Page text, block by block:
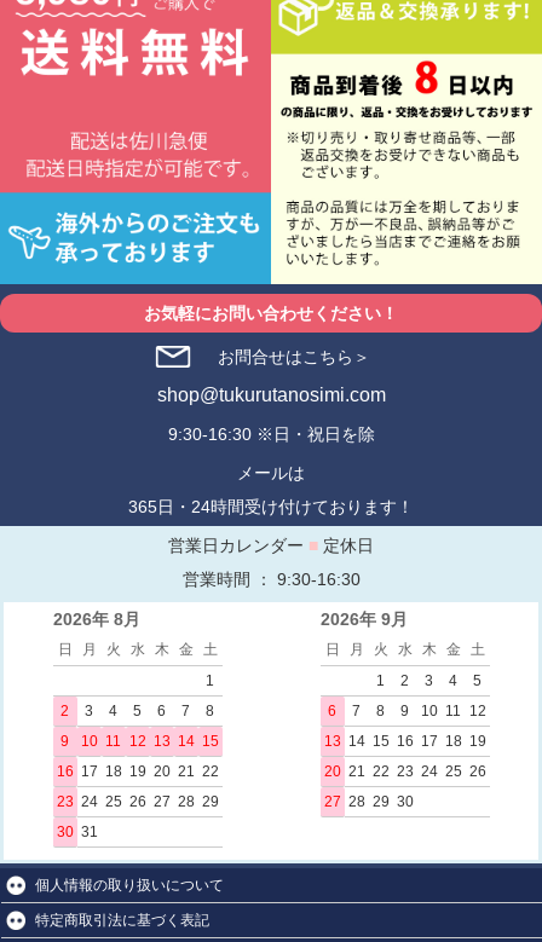
お気軽にお問い合わせください！
お問合せはこちら＞
shop@tukurutanosimi.com
9:30-16:30 ※日・祝日を除
メールは
365日・24時間受け付けております！
営業日カレンダー ■ 定休日
営業時間 ： 9:30-16:30
2026年 8月
日 月 火 水 木 金
土
1
2
3 4 5 6 7
8
9
10 11 12 13 14 15
16 17 18 19 20 21 22
23 24 25 26 27 28 29
30 31
2026年 9月
日 月 火 水 木 金
土
1
2 3 4
5
6
7 8 9 10 11
12
13 14 15 16 17 18 19
20 21 22 23 24 25 26
27 28 29 30
個人情報の取り扱いについて
特定商取引法に基づく表記